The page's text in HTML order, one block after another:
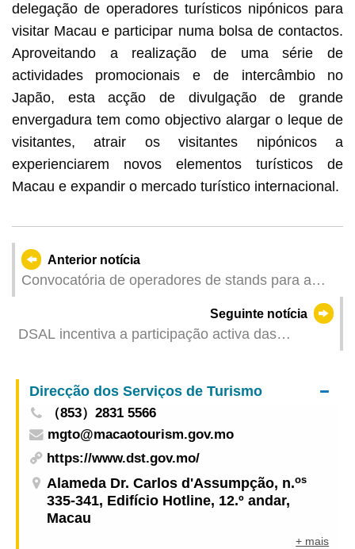
delegação de operadores turísticos nipónicos para
visitar Macau e participar numa bolsa de contactos.
Aproveitando a realização de uma série de
actividades promocionais e de intercâmbio no
Japão, esta acção de divulgação de grande
envergadura tem como objectivo alargar o leque de
visitantes, atrair os visitantes nipónicos a
experienciarem novos elementos turísticos de
Macau e expandir o mercado turístico internacional.
Anterior notícia
Convocatória de operadores de stands para a
Seguinte notícia
DSAL incentiva a participação activa das
deficiência “Feliz de ver – Vontade de contratar”
Direcção dos Serviços de Turismo
（853）2831 5566
mgto@macaotourism.gov.mo
https://www.dst.gov.mo/
Alameda Dr. Carlos d'Assumpção, n.os
335-341, Edifício Hotline, 12.º andar,
Macau
+ mais